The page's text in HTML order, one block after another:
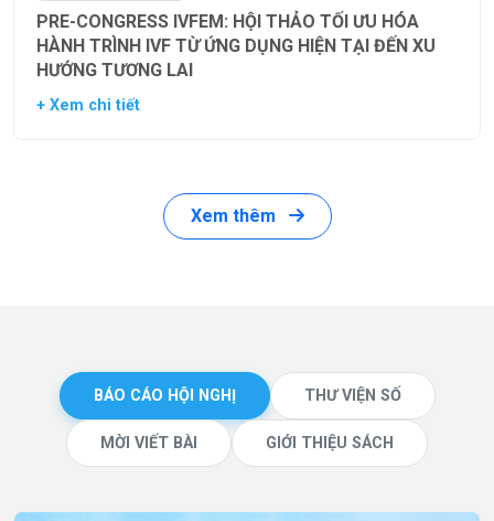
PRE-CONGRESS IVFEM: HỘI THẢO TỐI ƯU HÓA
HÀNH TRÌNH IVF TỪ ỨNG DỤNG HIỆN TẠI ĐẾN XU
HƯỚNG TƯƠNG LAI
+ Xem chi tiết
Xem thêm
BÁO CÁO HỘI NGHỊ THƯ VIỆN SỐ
MỜI VIẾT BÀI GIỚI THIỆU SÁCH